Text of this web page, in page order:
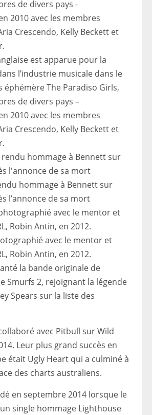
est apparue pour la
l’industrie musicale dans le
éphémère The Paradiso Girls,
de divers pays –
2010 avec les membres
Crescendo, Kelly Beckett et
hommage à Bennett sur
l’annonce de sa mort
avec le mentor et
Robin Antin, en 2012.
la bande originale de
Smurfs 2, rejoignant la légende
Spears sur la liste des
avec Pitbull sur Wild
Leur plus grand succès en
était Ugly Heart qui a culminé à
des charts australiens.
en septembre 2014 lorsque le
single hommage Lighthouse